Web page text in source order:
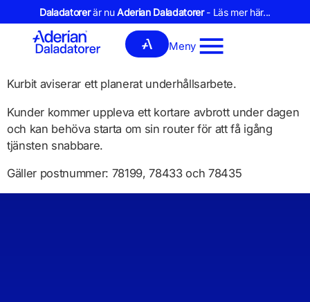
Daladatorerär nuAderian Daladatorer- Läs mer här...
Meny
Kurbit aviserar ett planerat underhållsarbete.
Kunder kommer uppleva ett kortare avbrott under dagen
och kan behöva starta om sin router för att få igång
tjänsten snabbare.
Gäller postnummer: 78199, 78433 och 78435